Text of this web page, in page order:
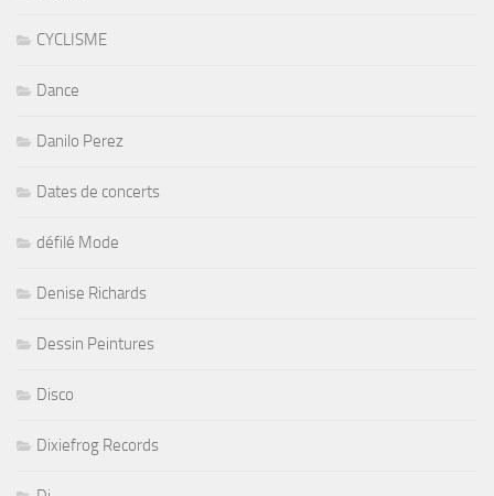
CYCLISME
Dance
Danilo Perez
Dates de concerts
défilé Mode
Denise Richards
Dessin Peintures
Disco
Dixiefrog Records